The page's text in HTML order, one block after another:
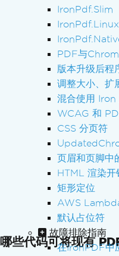
IronPdf.Slim
IronPdf.Linux
PDF与
版本升级后程
调整大小、扩
混合使用 Iron
WCAG 和
CSS 分页符
页眉和页脚
HTML 渲染开
矩形定位
AWS
默认占位符
故障排除指南
在IronPDF中
哪些代码可将现有